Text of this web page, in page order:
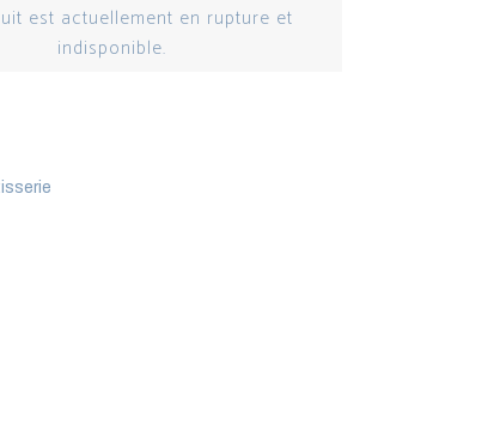
est actuellement en rupture et
indisponible.